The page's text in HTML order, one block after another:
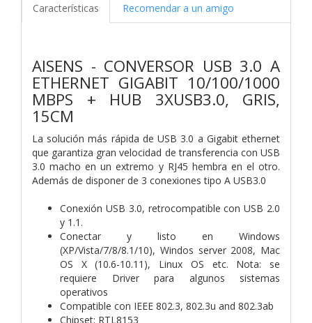
Características Recomendar a un amigo
AISENS - CONVERSOR USB 3.0 A
ETHERNET GIGABIT 10/100/1000
MBPS + HUB 3XUSB3.0, GRIS,
15CM
La solución más rápida de USB 3.0 a Gigabit ethernet
que garantiza gran velocidad de transferencia con USB
3.0 macho en un extremo y RJ45 hembra en el otro.
Además de disponer de 3 conexiones tipo A USB3.0
Conexión USB 3.0, retrocompatible con USB 2.0
y 1.1.
Conectar y listo en Windows
(XP/Vista/7/8/8.1/10), Windos server 2008, Mac
OS X (10.6-10.11), Linux OS etc. Nota: se
requiere Driver para algunos sistemas
operativos
Compatible con IEEE 802.3, 802.3u and 802.3ab
Chipset: RTL8153